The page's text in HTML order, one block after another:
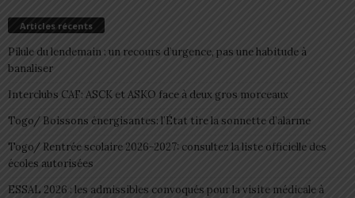
Articles récents
Pilule du lendemain : un recours d’urgence, pas une habitude à
banaliser
Interclubs CAF: ASCK et ASKO face à deux gros morceaux
Togo/ Boissons énergisantes: l’État tire la sonnette d’alarme
Togo/ Rentrée scolaire 2026-2027: consultez la liste officielle des
écoles autorisées
ESSAL 2026 : les admissibles convoqués pour la visite médicale à